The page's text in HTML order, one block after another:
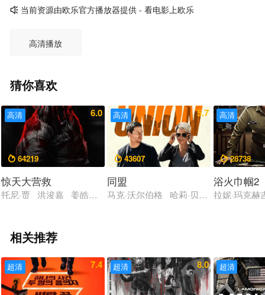
当前资源由欧乐官方播放器提供 - 看电影上欧乐
高清播放
猜你喜欢
高清 6.0
64219
惊天大营救
托尼·贾 洪浚嘉 姜皓文 陈朵怡 释彦能 彭渤 毛凡
高清 5.7
43607
同盟
马克·沃尔伯格 哈莉·贝瑞 J·K·西蒙
高清
28738
浴火巾帼2
拉妮·玛克
相关推荐
超清 7.4 超清 8.0 超清